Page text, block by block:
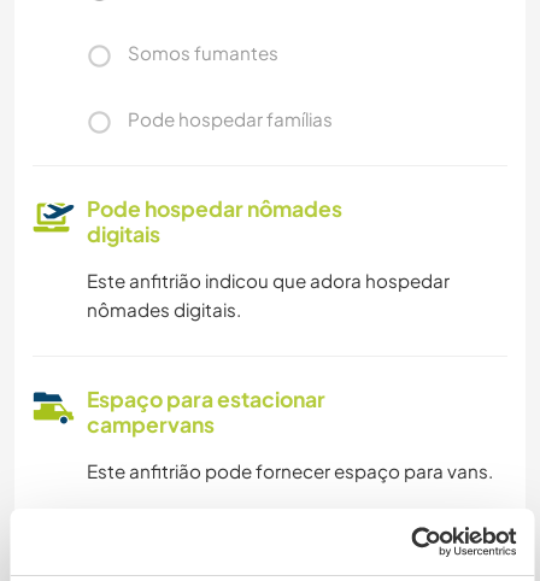
Somos fumantes
Pode hospedar famílias
Pode hospedar nômades
digitais
Este anfitrião indicou que adora hospedar
nômades digitais.
Espaço para estacionar
campervans
Este anfitrião pode fornecer espaço para vans.